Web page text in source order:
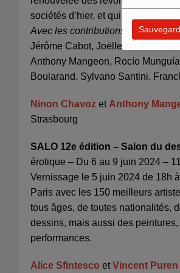
sociétés d’hier, et qui forgeront
Avec les contributions de :Jean-
Jérôme Cabot, Joëlle Chambon,
Anthony Mangeon, Rocío
Boularand, Sylvano Santini,
Ninon Chavoz et Anthony
Strasbourg
SALO 12e édition – Salon du
érotique – Du 6 au 9 juin 2024 –
Vernissage le 5 juin 2024 de 18h
Paris avec les 150 meilleurs
tous âges, de toutes nationalités,
dessins, mais aussi des
performances.
Alice Sfintesco etVincent Puren